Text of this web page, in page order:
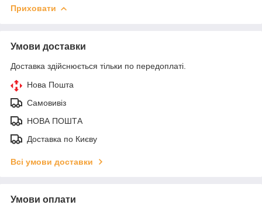
Приховати
Умови доставки
Доставка здійснюється тільки по передоплаті.
Нова Пошта
Самовивіз
НОВА ПОШТА
Доставка по Києву
Всі умови доставки
Умови оплати